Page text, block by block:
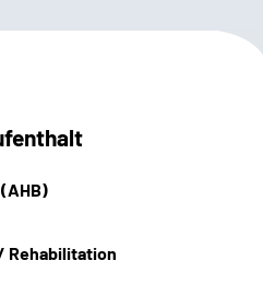
Rehabilitation